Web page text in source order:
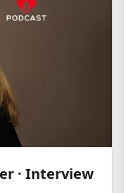
· Interview